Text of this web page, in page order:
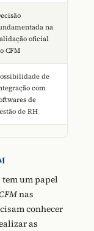
na
oficial
CFM
de
com
de
de RH
um papel
nas
conhecer
as